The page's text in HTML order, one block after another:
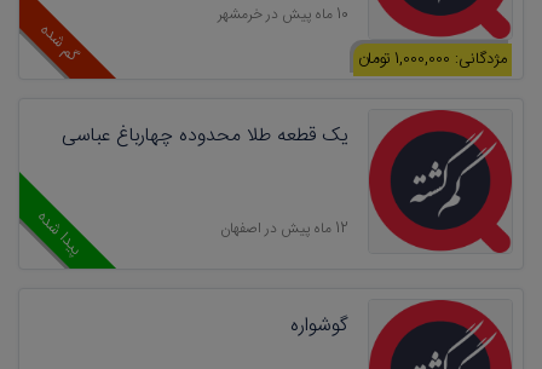
گم شده مژدگانی: 1,000,000 تومان
10 ماه پیش در خرمشهر
پیدا شده
یک قطعه طلا محدوده چهارباغ عباسی
12 ماه پیش در اصفهان
گوشواره